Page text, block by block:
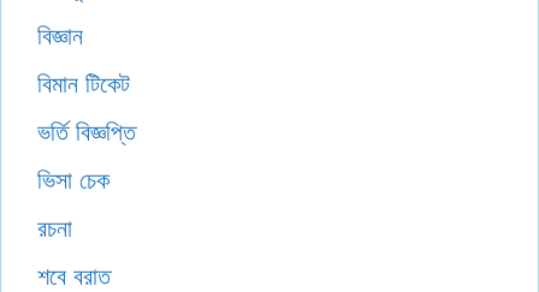
বিজ্ঞান
বিমান টিকেট
ভর্তি বিজ্ঞপ্তি
ভিসা চেক
রচনা
শবে বরাত